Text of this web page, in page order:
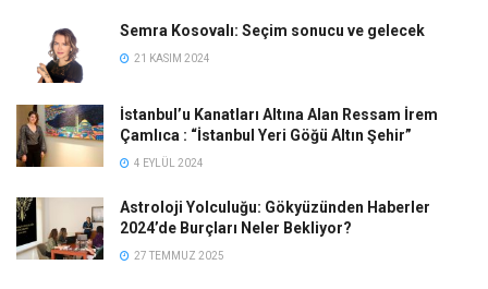
Semra Kosovalı: Seçim sonucu ve gelecek
21 KASIM 2024
İstanbul’u Kanatları Altına Alan Ressam İrem
Çamlıca : “İstanbul Yeri Göğü Altın Şehir”
4 EYLÜL 2024
Astroloji Yolculuğu: Gökyüzünden Haberler
2024’de Burçları Neler Bekliyor?
27 TEMMUZ 2025